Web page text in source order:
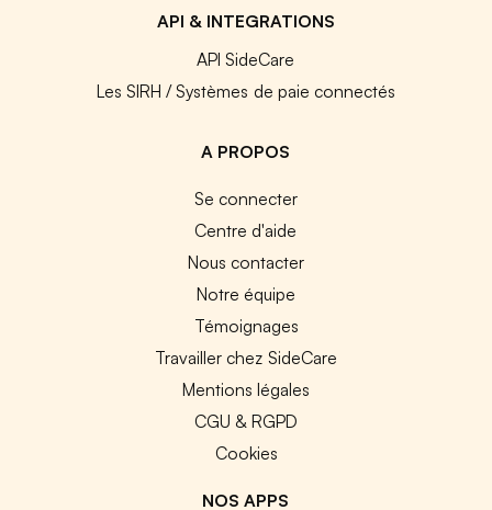
API & INTEGRATIONS
API SideCare
Les SIRH / Systèmes de paie connectés
A PROPOS
Se connecter
Centre d'aide
Nous contacter
Notre équipe
Témoignages
Travailler chez SideCare
Mentions légales
CGU & RGPD
Cookies
NOS APPS